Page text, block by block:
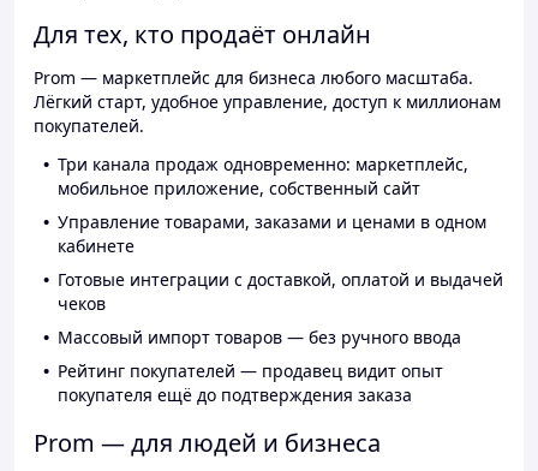
Для тех, кто продаёт онлайн
Prom — маркетплейс для бизнеса любого масштаба.
Лёгкий старт, удобное управление, доступ к миллионам
покупателей.
Три канала продаж одновременно: маркетплейс,
мобильное приложение, собственный сайт
Управление товарами, заказами и ценами в одном
кабинете
Готовые интеграции с доставкой, оплатой и выдачей
чеков
Массовый импорт товаров — без ручного ввода
Рейтинг покупателей — продавец видит опыт
покупателя ещё до подтверждения заказа
Prom — для людей и бизнеса